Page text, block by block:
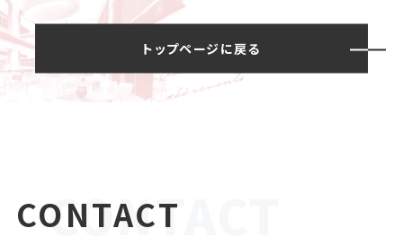
トップページに戻る
CONTACT